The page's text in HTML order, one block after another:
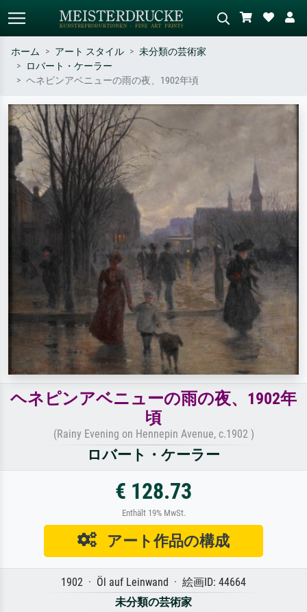
標準検索
– 例：モネ、星月夜、印象派、北
斎の波、ヌード。
緑の草原、赤の多い抽象画、暗い
油絵、木のそばの立ち姿のヌー
ホーム アート スタイル
未分類の芸術家
ロバート・ケーラー
ヘネピンアベニューの雨の夜、1902年頃
ヘネピンアベニューの雨の夜、1902年
頃
(Rainy Evening on Hennepin Avenue, c.1902 )
ロバート・ケーラー
€ 128.73
Enthält 19% MwSt.
アート作品の構成
1902 · Öl auf Leinwand · 絵画ID: 44664
未分類の芸術家